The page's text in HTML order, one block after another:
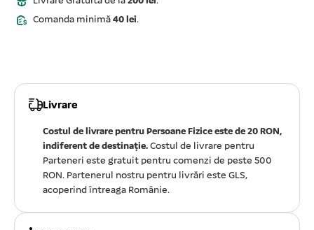
Comanda minimă 40 lei.
Livrare
Costul de livrare pentru Persoane Fizice este de 20 RON,
indiferent de destinație. Costul de livrare pentru
Parteneri este gratuit pentru comenzi de peste 500
RON. Partenerul nostru pentru livrări este GLS,
acoperind întreaga Românie.